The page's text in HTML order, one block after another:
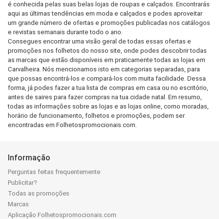
é conhecida pelas suas belas lojas de roupas e calçados. Encontrarás
aqui as últimas tendências em moda e calçados e podes aproveitar
um grande número de ofertas e promoções publicadas nos catálogos
e revistas semanais durante todo o ano.
Consegues encontrar uma visão geral de todas essas ofertas e
promoções nos folhetos do nosso site, onde podes descobrir todas
as marcas que estão disponíveis em praticamente todas as lojas em
Carvalheira. Nós mencionamos isto em categorias separadas, para
que possas encontrá-los e compará-los com muita facilidade. Dessa
forma, já podes fazer a tua lista de compras em casa ou no escritório,
antes de saires para fazer compras na tua cidade natal. Em resumo,
todas as informações sobre as lojas e as lojas online, como moradas,
horário de funcionamento, folhetos e promoções, podem ser
encontradas em Folhetospromocionais.com.
Informação
Perguntas feitas frequentemente
Publicitar?
Todas as promoções
Marcas
Aplicação Folhetospromocionais.com